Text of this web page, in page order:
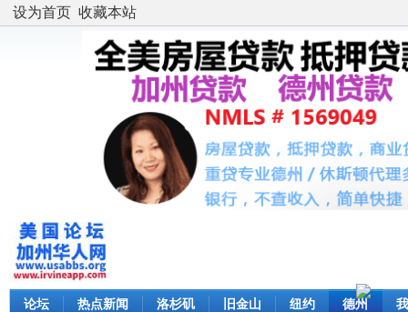
设为首页 收藏本站
论坛 热点新闻 洛杉矶 旧金山 纽约 德州